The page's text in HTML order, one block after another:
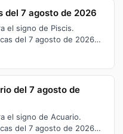
del 7 agosto de 2026
el signo de Piscis.
del 7 agosto de 2026
del 7 agosto de
el signo de Acuario.
del 7 agosto de 2026